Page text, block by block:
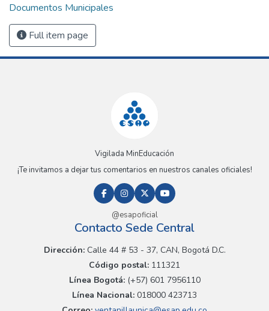
Documentos Municipales
Full item page
Vigilada MinEducación
¡Te invitamos a dejar tus comentarios en nuestros canales oficiales!
@esapoficial
Contacto Sede Central
Dirección:Calle 44 # 53 - 37, CAN, Bogotá D.C.
Código postal: 111321
Línea Bogotá:(+57) 601 7956110
Línea Nacional: 018000 423713